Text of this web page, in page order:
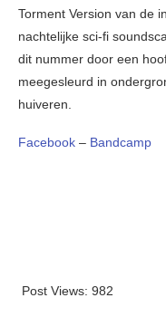
Torment Version van de
nachtelijke sci-fi
dit nummer door een
meegesleurd in
huiveren.
Facebook – Bandcamp
Post Views: 982